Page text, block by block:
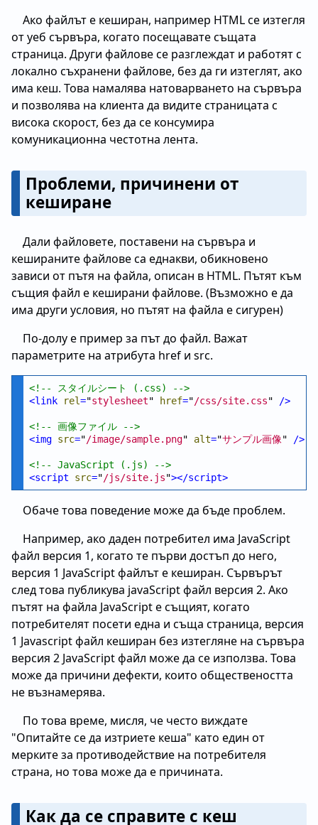
Ако файлът е кеширан, например HTML се изтегля
от уеб сървъра, когато посещавате същата
страница. Други файлове се разглеждат и работят с
локално съхранени файлове, без да ги изтеглят, ако
има кеш. Това намалява натоварването на сървъра
и позволява на клиента да видите страницата с
висока скорост, без да се консумира
комуникационна честотна лента.
Проблеми, причинени от
кеширане
Дали файловете, поставени на сървъра и
кешираните файлове са еднакви, обикновено
зависи от пътя на файла, описан в HTML. Пътят към
същия файл е кеширани файлове. (Възможно е да
има други условия, но пътят на файла е сигурен)
По-долу е пример за път до файл. Важат
параметрите на атрибута href и src.
<!-- スタイルシート (.css)
-->
<link rel="stylesheet" href="/css/site.css" />
<!-- 画像ファイル
-->
<img src="/image/sample.png" alt="サンプル画像" />
<!-- JavaScript (.js)
-->
<script src="/js/site.js"></script>
Обаче това поведение може да бъде проблем.
Например, ако даден потребител има JavaScript
файл версия 1, когато те първи достъп до него,
версия 1 JavaScript файлът е кеширан. Сървърът
след това публикува javaScript файл версия 2. Ако
пътят на файла JavaScript е същият, когато
потребителят посети една и съща страница, версия
1 Javascript файл кеширан без изтегляне на сървъра
версия 2 JavaScript файл може да се използва. Това
може да причини дефекти, които обществеността
не възнамерява.
По това време, мисля, че често виждате
"Опитайте се да изтриете кеша" като един от
мерките за противодействие на потребителя
страна, но това може да е причината.
Как да се справите с кеш